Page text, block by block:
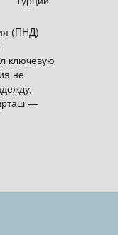
(ПНД)
ключевую
не
—